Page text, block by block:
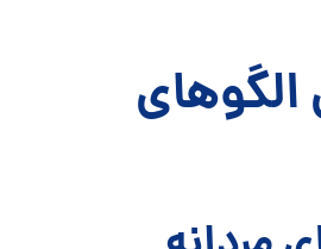
الگوهای